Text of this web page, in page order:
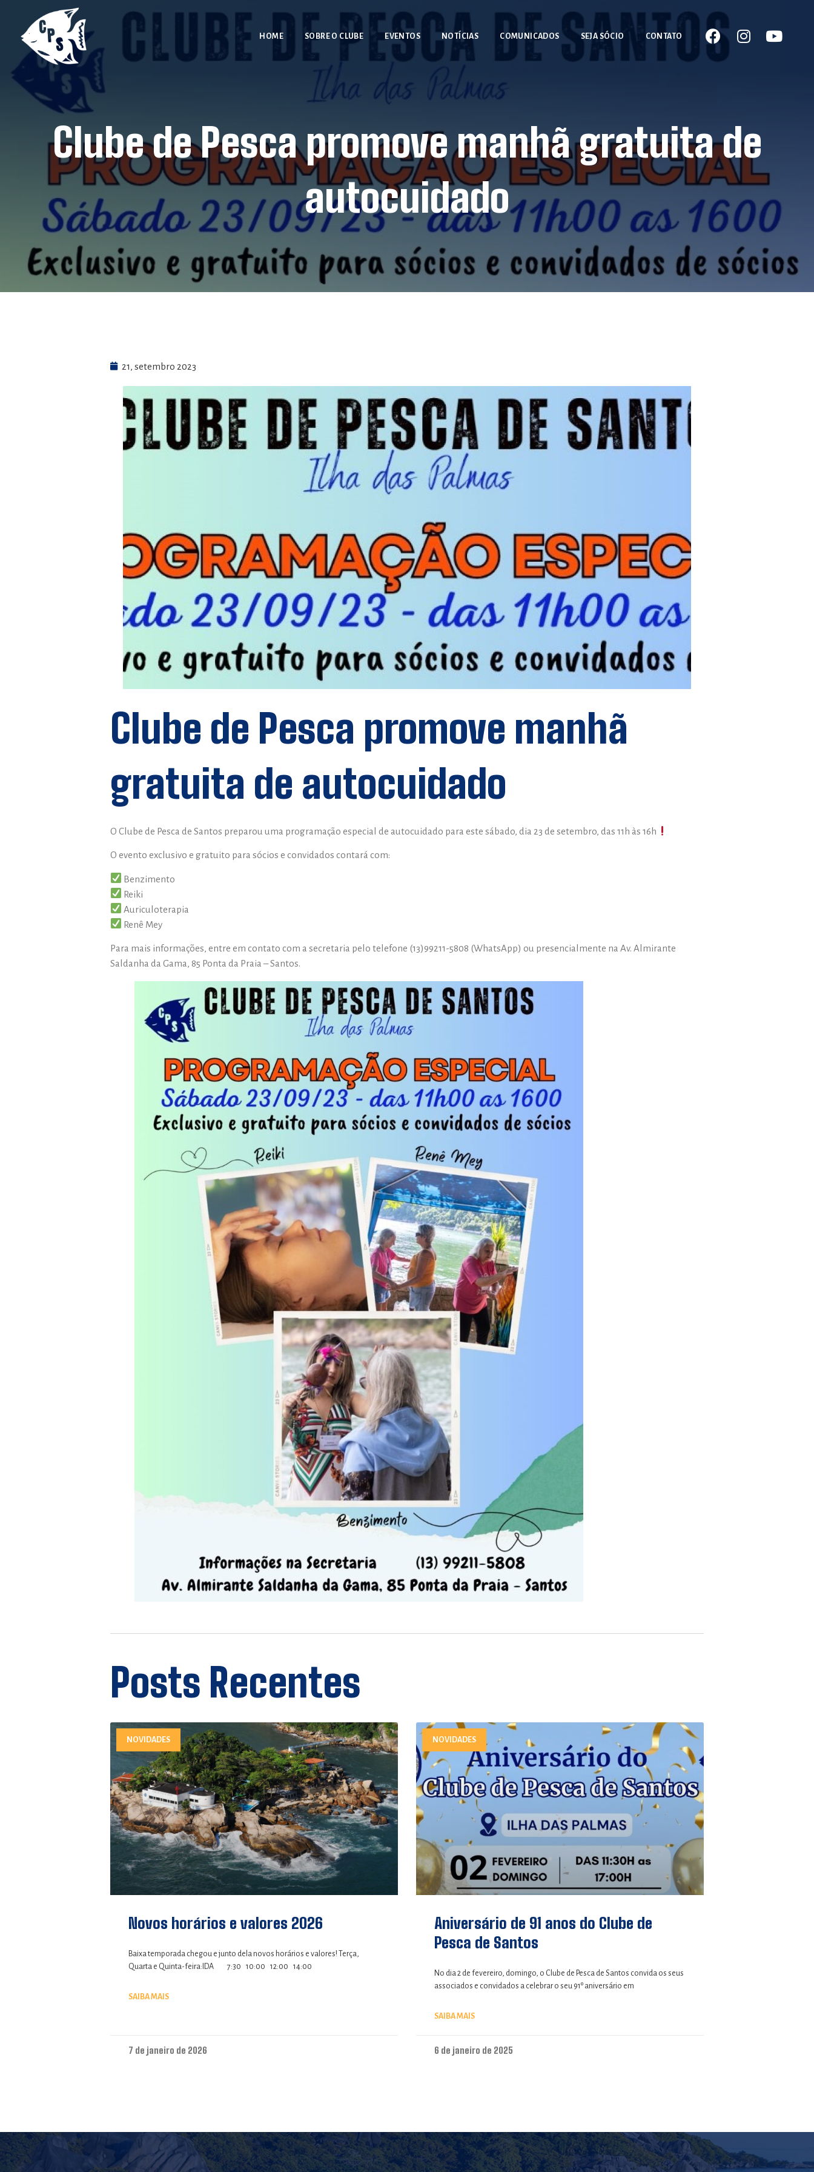
HOME SOBRE O CLUBE EVENTOS NOTÍCIAS COMUNICADOS SEJA SÓCIO CONTATO
Clube de Pesca promove manhã gratuita de
autocuidado
21, setembro 2023
Clube de Pesca promove manhã
gratuita de autocuidado
O Clube de Pesca de Santos preparou uma programação especial de autocuidado para este sábado, dia 23 de setembro, das 11h às 16h
O evento exclusivo e gratuito para sócios e convidados contará com:
Benzimento
Reiki
Auriculoterapia
Renê Mey
Para mais informações, entre em contato com a secretaria pelo telefone (13)99211-5808 (WhatsApp) ou presencialmente na Av. Almirante
Saldanha da Gama, 85 Ponta da Praia – Santos.
Posts Recentes
NOVIDADES
Novos horários e valores 2026
Baixa temporada chegou e junto dela novos horários e valores! Terça,
Quarta e Quinta-feira:IDA 7:30 10:00 12:00 14:00
SAIBA MAIS
7 de janeiro de 2026
NOVIDADES
Aniversário de 91 anos do Clube de
Pesca de Santos
No dia 2 de fevereiro, domingo, o Clube de Pesca de Santos convida os seus
associados e convidados a celebrar o seu 91º aniversário em
SAIBA MAIS
6 de janeiro de 2025